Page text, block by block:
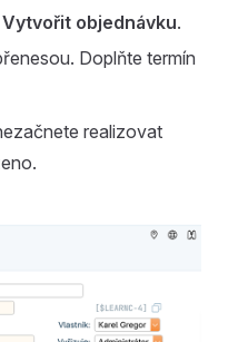
Vytvořit objednávku.
Doplňte termín
realizovat